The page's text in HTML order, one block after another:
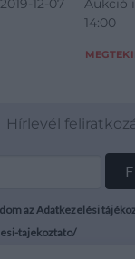
12-07
Aukció
14:00
Hírlevél
az Adatkezelési
tajekoztato/